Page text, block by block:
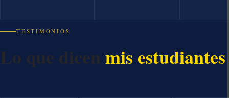
TESTIMONIOS
Lo que dicen mis estudiantes